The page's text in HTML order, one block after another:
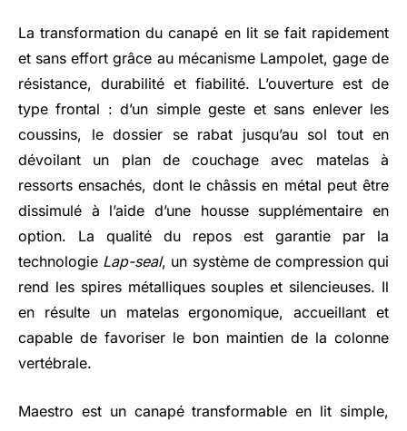
La transformation du canapé en lit se fait rapidement
et sans effort grâce au mécanisme Lampolet, gage de
résistance, durabilité et fiabilité. L’ouverture est de
type frontal : d’un simple geste et sans enlever les
coussins, le dossier se rabat jusqu’au sol tout en
dévoilant un plan de couchage avec matelas à
ressorts ensachés, dont le châssis en métal peut être
dissimulé à l’aide d’une housse supplémentaire en
option. La qualité du repos est garantie par la
technologie Lap-seal, un système de compression qui
rend les spires métalliques souples et silencieuses. Il
en résulte un matelas ergonomique, accueillant et
capable de favoriser le bon maintien de la colonne
vertébrale.
Maestro est un canapé transformable en lit simple,